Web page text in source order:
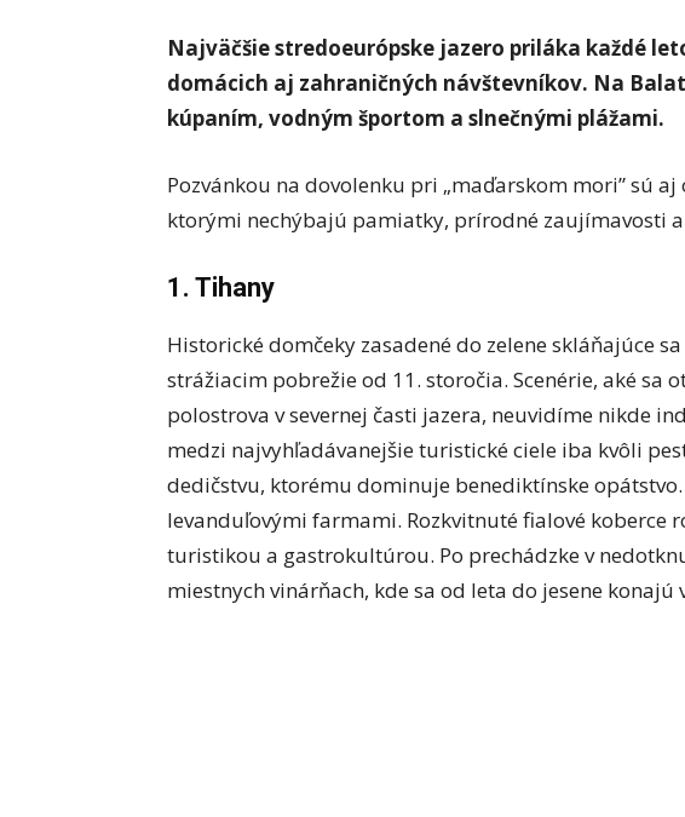
Najväčšie stredoeurópske jazero priláka každé
domácich aj zahraničných návštevníkov. Na
kúpaním, vodným športom a slnečnými plážami.
Pozvánkou na dovolenku pri „maďarskom mori” sú
ktorými nechýbajú pamiatky, prírodné zaujímavosti
1. Tihany
Historické domčeky zasadené do zelene skláňajúce
strážiacim pobrežie od 11. storočia. Scenérie, aké sa
polostrova v severnej časti jazera, neuvidíme nikde
medzi najvyhľadávanejšie turistické ciele iba kvôli
dedičstvu, ktorému dominuje benediktínske
levanduľovými farmami. Rozkvitnuté fialové koberce
turistikou a gastrokultúrou. Po prechádzke v
miestnych vinárňach, kde sa od leta do jesene konajú